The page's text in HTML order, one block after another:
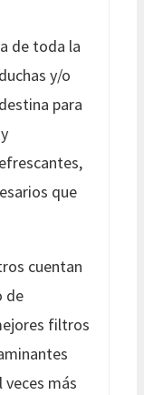
de toda la
y/o
para
que
cuentan
de
filtros
más